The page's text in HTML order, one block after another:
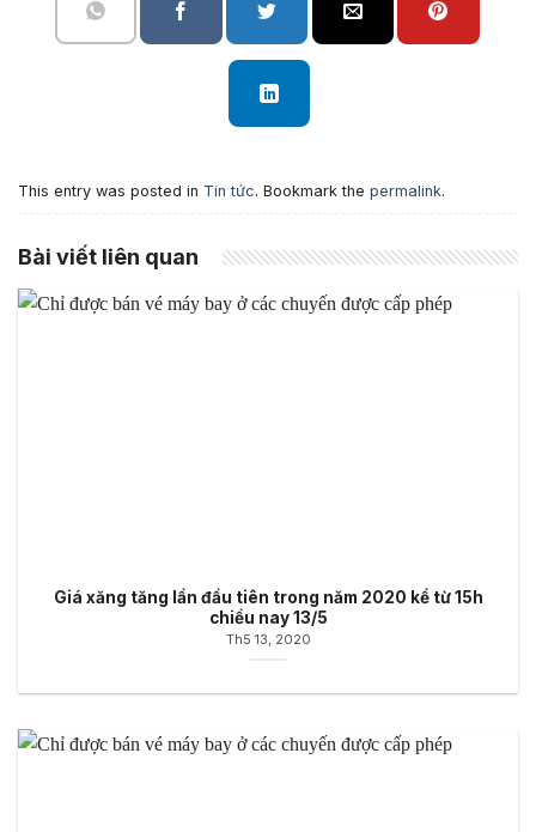
This entry was posted in Tin tức. Bookmark the permalink.
Bài viết liên quan
Giá xăng tăng lần đầu tiên trong năm 2020 kể từ 15h
chiều nay 13/5
Th5 13, 2020